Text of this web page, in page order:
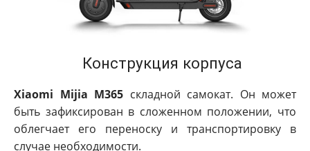
Конструкция корпуса
Xiaomi Mijia M365 складной самокат. Он может
быть зафиксирован в сложенном положении, что
облегчает его переноску и транспортировку в
случае необходимости.